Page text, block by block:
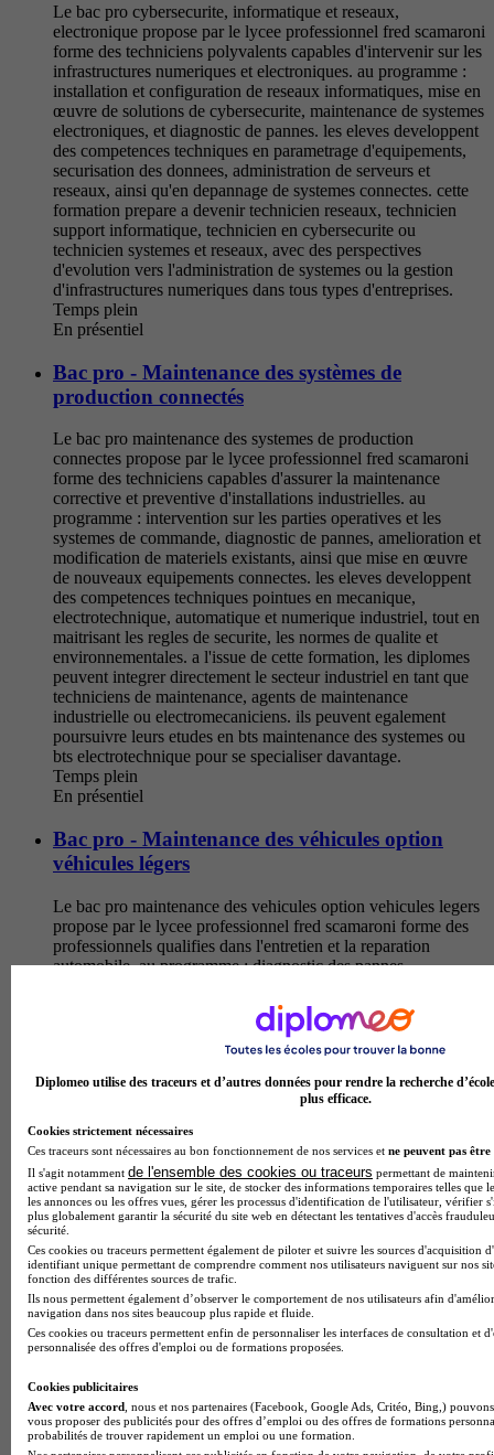
Le bac pro cybersecurite, informatique et reseaux,
electronique propose par le lycee professionnel fred scamaroni
forme des techniciens polyvalents capables d'intervenir sur les
infrastructures numeriques et electroniques. au programme :
installation et configuration de reseaux informatiques, mise en
œuvre de solutions de cybersecurite, maintenance de systemes
electroniques, et diagnostic de pannes. les eleves developpent
des competences techniques en parametrage d'equipements,
securisation des donnees, administration de serveurs et
reseaux, ainsi qu'en depannage de systemes connectes. cette
formation prepare a devenir technicien reseaux, technicien
support informatique, technicien en cybersecurite ou
technicien systemes et reseaux, avec des perspectives
d'evolution vers l'administration de systemes ou la gestion
d'infrastructures numeriques dans tous types d'entreprises.
Temps plein
En présentiel
Bac pro - Maintenance des systèmes de
production connectés
Le bac pro maintenance des systemes de production
connectes propose par le lycee professionnel fred scamaroni
forme des techniciens capables d'assurer la maintenance
corrective et preventive d'installations industrielles. au
programme : intervention sur les parties operatives et les
systemes de commande, diagnostic de pannes, amelioration et
modification de materiels existants, ainsi que mise en œuvre
de nouveaux equipements connectes. les eleves developpent
des competences techniques pointues en mecanique,
electrotechnique, automatique et numerique industriel, tout en
maitrisant les regles de securite, les normes de qualite et
environnementales. a l'issue de cette formation, les diplomes
peuvent integrer directement le secteur industriel en tant que
techniciens de maintenance, agents de maintenance
industrielle ou electromecaniciens. ils peuvent egalement
poursuivre leurs etudes en bts maintenance des systemes ou
bts electrotechnique pour se specialiser davantage.
Temps plein
En présentiel
Bac pro - Maintenance des véhicules option
véhicules légers
Le bac pro maintenance des vehicules option vehicules legers
propose par le lycee professionnel fred scamaroni forme des
professionnels qualifies dans l'entretien et la reparation
automobile. au programme : diagnostic des pannes
corrective des moteurs thermiques et hybrides, controle des
systemes de securite (freinage, direction, suspension), ainsi
que la maitrise des outils de diagnostic numeriques et des
competences techniques en intervention sur vehicules, en
relation client et en gestion d'atelier. ils acquierent egalement
une expertise dans l'analyse fonctionnelle et structurelle des
systemes automatises. a l'issue de la formation, les diplomes
peuvent exercer comme technicien de maintenance
automobile, mecanicien reparateur en concession ou garage
independant, ou encore conseiller technique apres-vente, avec
des perspectives d'evolution vers des postes de chef d'atelier
ou de receptionnaire.
Temps plein
En présentiel
Bac pro - Métiers de l'électricité et de ses
environnements connectés
Le bac pro metiers de l'electricite et de ses environnements
connectes propose au lycee professionnel fred scamaroni
forme des techniciens polyvalents capables d'intervenir sur les
Diplomeo utilise des traceurs et d’autres données pour rendre la recherche
plus efficace.
Cookies strictement nécessaires
Ces traceurs sont nécessaires au bon fonctionnement de nos services et ne peuvent pas être
Il s'agit notamment de l'ensemble des cookies ou traceurs permettant de
active pendant sa navigation sur le site, de stocker des informations temporaires telles que
les annonces ou les offres vues, gérer les processus d'identification de l'utilisateur, vérifier
plus globalement garantir la sécurité du site web en détectant les tentatives d'accès
sécurité.
Ces cookies ou traceurs permettent également de piloter et suivre les sources d'acquisition
identifiant unique permettant de comprendre comment nos utilisateurs naviguent sur nos
fonction des différentes sources de trafic.
Ils nous permettent également d’observer le comportement de nos utilisateurs afin
navigation dans nos sites beaucoup plus rapide et fluide.
Ces cookies ou traceurs permettent enfin de personnaliser les interfaces de consultation et
personnalisée des offres d'emploi ou de formations proposées.
Cookies publicitaires
Avec votre accord , nous et nos partenaires (Facebook, Google Ads, Critéo, Bing,)
vous proposer des publicités pour des offres d’emploi ou des offres de formations
probabilités de trouver rapidement un emploi ou une formation.